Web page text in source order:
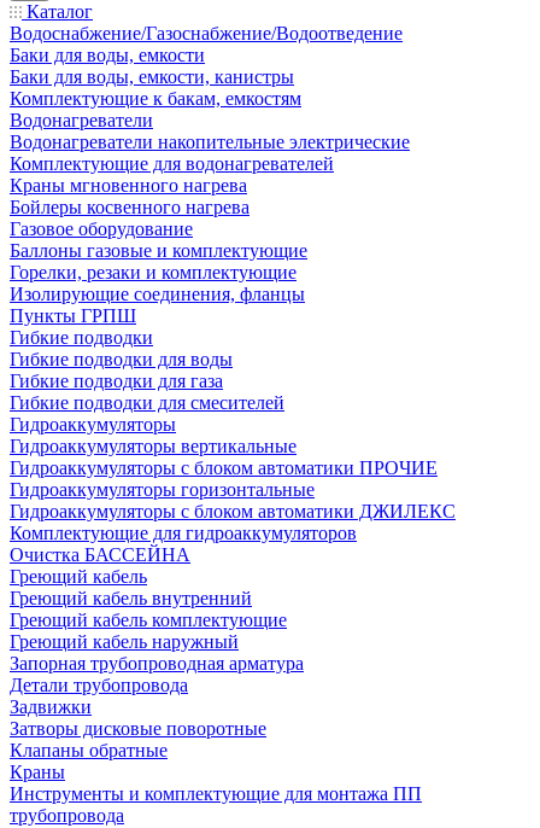
Каталог
Водоснабжение/Газоснабжение/Водоотведение
Баки для воды, емкости
Баки для воды, емкости, канистры
Комплектующие к бакам, емкостям
Водонагреватели
Водонагреватели накопительные электрические
Комплектующие для водонагревателей
Краны мгновенного нагрева
Бойлеры косвенного нагрева
Газовое оборудование
Баллоны газовые и комплектующие
Горелки, резаки и комплектующие
Изолирующие соединения, фланцы
Пункты ГРПШ
Гибкие подводки
Гибкие подводки для воды
Гибкие подводки для газа
Гибкие подводки для смесителей
Гидроаккумуляторы
Гидроаккумуляторы вертикальные
Гидроаккумуляторы с блоком автоматики ПРОЧИЕ
Гидроаккумуляторы горизонтальные
Гидроаккумуляторы с блоком автоматики ДЖИЛЕКС
Комплектующие для гидроаккумуляторов
Очистка БАССЕЙНА
Греющий кабель
Греющий кабель внутренний
Греющий кабель комплектующие
Греющий кабель наружный
Запорная трубопроводная арматура
Детали трубопровода
Задвижки
Затворы дисковые поворотные
Клапаны обратные
Краны
Инструменты и комплектующие для монтажа ПП
трубопровода